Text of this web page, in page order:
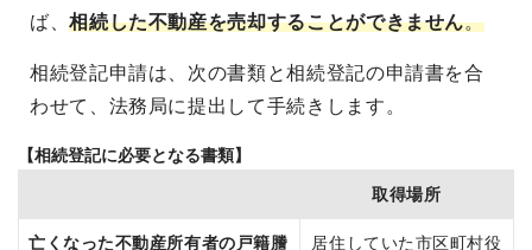
ば、相続した不動産を売却することができません。
相続登記申請は、次の書類と相続登記の申請書を合
わせて、法務局に提出して手続きします。
【相続登記に必要となる書類】
取得場所
亡くなった不動産所有者の戸籍謄
居住していた市区町村役